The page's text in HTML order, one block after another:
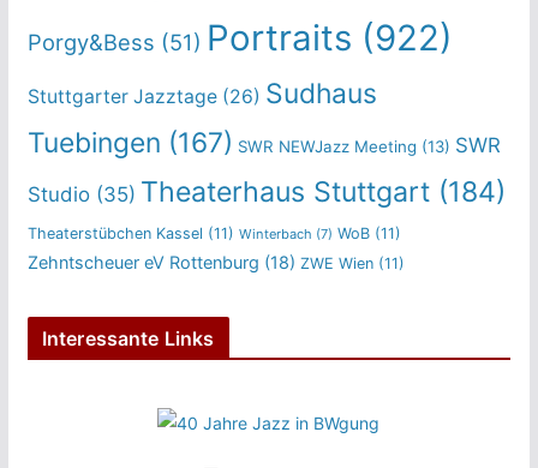
Porgy&Bess (51) Portraits (922)
Stuttgarter Jazztage(26) Sudhaus
Tuebingen (167) SWR NEWJazz Meeting (13) SWR
Studio(35) Theaterhaus Stuttgart(184)
Theaterstübchen Kassel (11) Winterbach (7) WoB(11)
Zehntscheuer eV Rottenburg (18) ZWE Wien(11)
Interessante Links